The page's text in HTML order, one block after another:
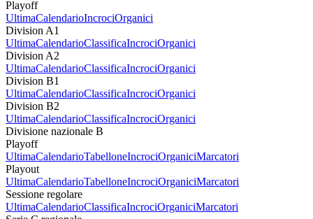
Playoff
UltimaCalendarioIncrociOrganici
Division A1
UltimaCalendarioClassificaIncrociOrganici
Division A2
UltimaCalendarioClassificaIncrociOrganici
Division B1
UltimaCalendarioClassificaIncrociOrganici
Division B2
UltimaCalendarioClassificaIncrociOrganici
Divisione nazionale B
Playoff
UltimaCalendarioTabelloneIncrociOrganiciMarcatori
Playout
UltimaCalendarioTabelloneIncrociOrganiciMarcatori
Sessione regolare
UltimaCalendarioClassificaIncrociOrganiciMarcatori